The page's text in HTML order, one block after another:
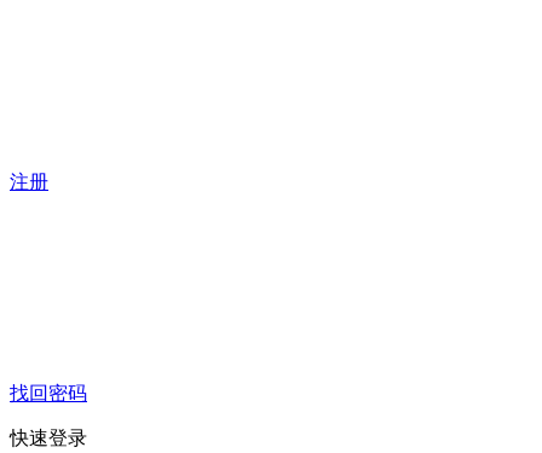
注册
找回密码
快速登录